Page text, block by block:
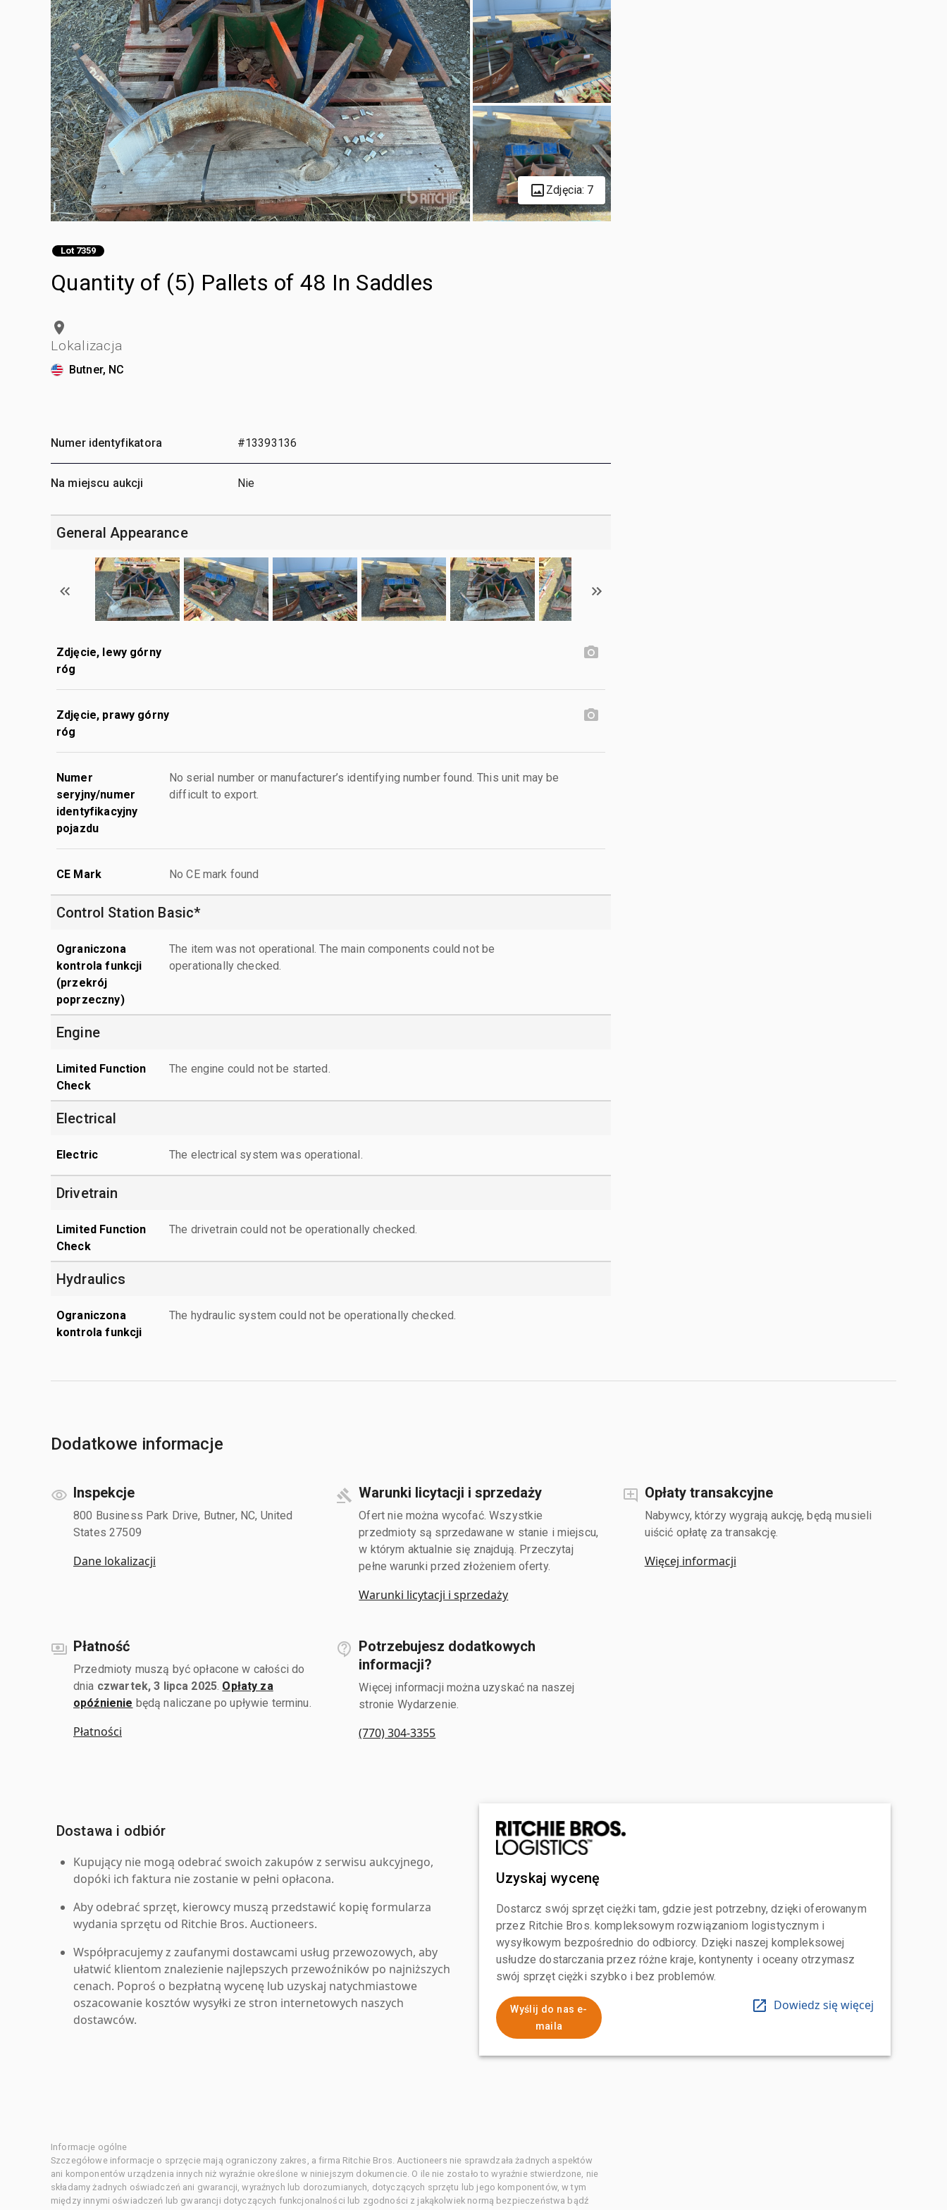
Zdjęcia: 7
Lot 7359
Quantity of (5) Pallets of 48 In Saddles
Lokalizacja
Butner, NC
Numer identyfikatora #13393136
Na miejscu aukcji Nie
General Appearance
Zdjęcie, lewy górny
róg
Zdjęcie, prawy górny
róg
Numer
seryjny/numer
identyfikacyjny
pojazdu
No serial number or manufacturer’s identifying number found. This unit may be
difficult to export.
CE Mark No CE mark found
Control Station Basic*
Ograniczona
kontrola funkcji
(przekrój
poprzeczny)
The item was not operational. The main components could not be
operationally checked.
Engine
Limited Function
Check
The engine could not be started.
Electrical
Electric The electrical system was operational.
Drivetrain
Limited Function
Check
The drivetrain could not be operationally checked.
Hydraulics
Ograniczona
kontrola funkcji
The hydraulic system could not be operationally checked.
Dodatkowe informacje
Inspekcje
800 Business Park Drive, Butner, NC, United
States 27509
Dane lokalizacji
Warunki licytacji i sprzedaży
Ofert nie można wycofać. Wszystkie
przedmioty są sprzedawane w stanie i miejscu,
w którym aktualnie się znajdują. Przeczytaj
pełne warunki przed złożeniem oferty.
Warunki licytacji i sprzedaży
Opłaty transakcyjne
Nabywcy, którzy wygrają aukcję, będą musieli
uiścić opłatę za transakcję.
Więcej informacji
Płatność
Przedmioty muszą być opłacone w całości do
dnia czwartek, 3 lipca 2025 Opłaty za
opóźnienie będą naliczane po upływie terminu.
Płatności
Potrzebujesz dodatkowych
informacji?
Więcej informacji można uzyskać na naszej
stronie Wydarzenie.
(770) 304-3355
Dostawa i odbiór
Kupujący nie mogą odebrać swoich zakupów z serwisu aukcyjnego,
dopóki ich faktura nie zostanie w pełni opłacona.
Aby odebrać sprzęt, kierowcy muszą przedstawić kopię formularza
wydania sprzętu od Ritchie Bros. Auctioneers.
Współpracujemy z zaufanymi dostawcami usług przewozowych, aby
ułatwić klientom znalezienie najlepszych przewoźników po najniższych
cenach. Poproś o bezpłatną wycenę lub uzyskaj natychmiastowe
oszacowanie kosztów wysyłki ze stron internetowych naszych
dostawców.
Uzyskaj wycenę
Dostarcz swój sprzęt ciężki tam, gdzie jest potrzebny, dzięki oferowanym
przez Ritchie Bros. kompleksowym rozwiązaniom logistycznym i
wysyłkowym bezpośrednio do odbiorcy. Dzięki naszej kompleksowej
usłudze dostarczania przez różne kraje, kontynenty i oceany otrzymasz
swój sprzęt ciężki szybko i bez problemów.
Wyślij do nas e-
maila
Dowiedz się więcej
Informacje ogólne
Szczegółowe informacje o sprzęcie mają ograniczony zakres, a firma Ritchie Bros. Auctioneers nie sprawdzała żadnych aspektów
ani komponentów urządzenia innych niż wyraźnie określone w niniejszym dokumencie. O ile nie zostało to wyraźnie stwierdzone, nie
składamy żadnych oświadczeń ani gwarancji, wyraźnych lub dorozumianych, dotyczących sprzętu lub jego komponentów, w tym
między innymi oświadczeń lub gwarancji dotyczących funkcjonalności lub zgodności z jakąkolwiek normą bezpieczeństwa bądź